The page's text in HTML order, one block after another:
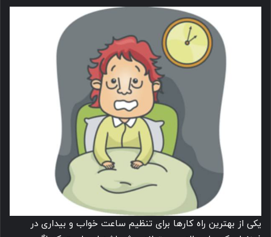
یکی از بهترین راه کارها برای تنظیم ساعت خواب و بیداری در